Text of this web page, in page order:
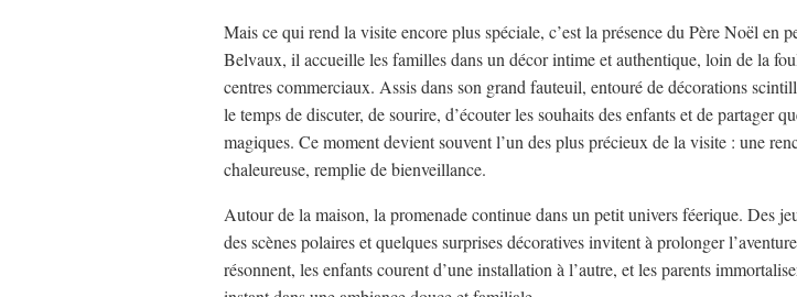
Mais ce qui rend la visite encore plus spéciale, c’est la présence du Père Noël en
Belvaux, il accueille les familles dans un décor intime et authentique, loin de la
centres commerciaux. Assis dans son grand fauteuil, entouré de décorations
le temps de discuter, de sourire, d’écouter les souhaits des enfants et de partager
magiques. Ce moment devient souvent l’un des plus précieux de la visite : une
chaleureuse, remplie de bienveillance.
Autour de la maison, la promenade continue dans un petit univers féerique. Des
des scènes polaires et quelques surprises décoratives invitent à prolonger
résonnent, les enfants courent d’une installation à l’autre, et les parents